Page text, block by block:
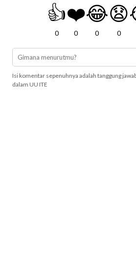
👍
0
❤️
0
😂
0
😧
0
Isi komentar sepenuhnya adalah tanggung
dalam UU ITE